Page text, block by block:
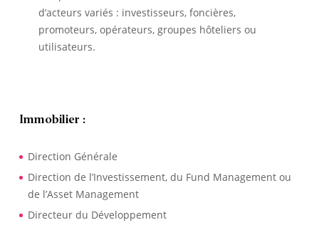
d’acteurs variés : investisseurs, foncières,
promoteurs, opérateurs, groupes hôteliers ou
utilisateurs.
Immobilier :
Direction Générale
Direction de l’Investissement, du Fund Management ou
de l’Asset Management
Directeur du Développement